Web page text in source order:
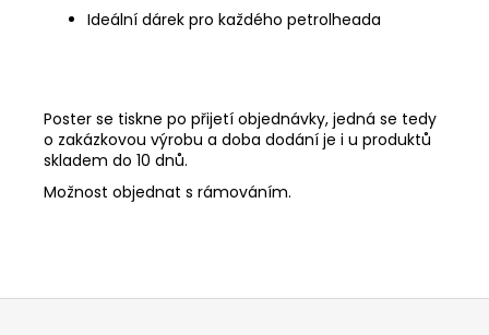
Ideální dárek pro každého petrolheada
Poster se tiskne po přijetí objednávky, jedná se tedy
o zakázkovou výrobu a doba dodání je i u produktů
skladem do 10 dnů.
Možnost objednat s rámováním.
Z